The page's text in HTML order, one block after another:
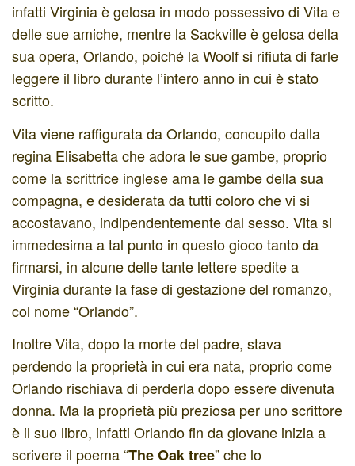
infatti Virginia è gelosa in modo possessivo di Vita e
delle sue amiche, mentre la Sackville è gelosa della
sua opera, Orlando, poiché la Woolf si rifiuta di farle
leggere il libro durante l’intero anno in cui è stato
scritto.
Vita viene raffigurata da Orlando, concupito dalla
regina Elisabetta che adora le sue gambe, proprio
come la scrittrice inglese ama le gambe della sua
compagna, e desiderata da tutti coloro che vi si
accostavano, indipendentemente dal sesso. Vita si
immedesima a tal punto in questo gioco tanto da
firmarsi, in alcune delle tante lettere spedite a
Virginia durante la fase di gestazione del romanzo,
col nome “Orlando”.
Inoltre Vita, dopo la morte del padre, stava
perdendo la proprietà in cui era nata, proprio come
Orlando rischiava di perderla dopo essere divenuta
donna. Ma la proprietà più preziosa per uno scrittore
è il suo libro, infatti Orlando fin da giovane inizia a
scrivere il poema “The Oak tree” che lo